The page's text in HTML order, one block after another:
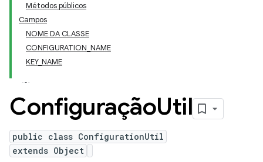
Métodos públicos
Campos
NOME DA CLASSE
CONFIGURATION_NAME
KEY_NAME
ConfiguraçãoUtil
public class ConfigurationUtil
extends Object